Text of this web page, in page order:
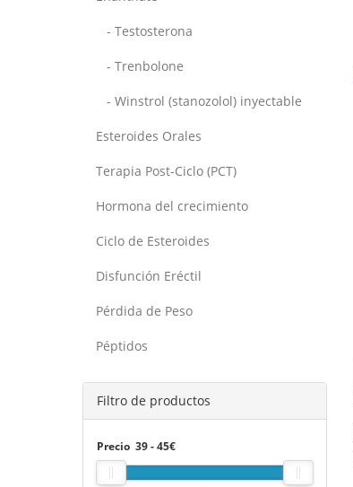
- Testosterona
- Trenbolone
- Winstrol (stanozolol) inyectable
Esteroides Orales
Terapia Post-Ciclo (PCT)
Hormona del crecimiento
Ciclo de Esteroides
Disfunción Eréctil
Pérdida de Peso
Péptidos
Filtro de productos
Precio 39-45€